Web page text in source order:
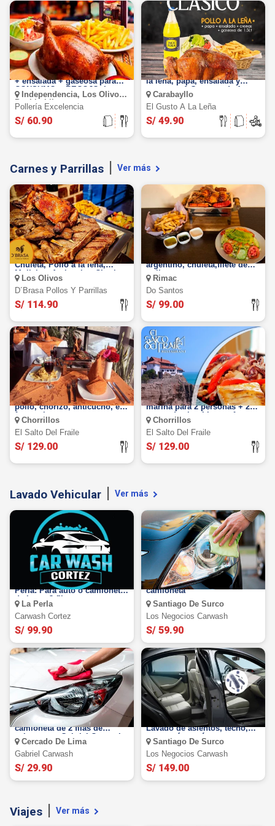
Pollo a la brasa + papas fritas
+ ensalada + gaseosa para
CONSUMO o RECOJO. Lunes
a Domingo
Independencia, Los Olivos,
Pueblo Libre
Pollería Excelencia
S/ 60.90
POLLO A LA LEÑA: 1 pollo a
la leña, papa, ensalada y
cremas + 1 Gaseosa de 1
Litro.
Carabayllo
El Gusto A La Leña
S/ 49.90
Carnes y Parrillas Ver más
Parilla para 2: Churrasco,
Chuleta, Pollo a la leña,
Mollejas, Anticucho, Chorizo,
Botella de vino y más
Los Olivos
D´brasa Pollos Y Parrillas
S/ 114.90
Parrilla para 2: Bife angosto
argentino, chuleta,filete de
pollo y mas
Rimac
Do Santos
S/ 99.00
Parrilla para 2: Baby beef,
pollo, chorizo, anticucho, etc
frente al mar
Chorrillos
El Salto Del Fraile
S/ 129.00
Parrilla para 2: Parrilla
marina para 2 personas + 2
copas de vino blanco, frente
al mar
Chorrillos
El Salto Del Fraile
S/ 129.00
Lavado Vehicular Ver más
Servicio de Undercoating La
Perla: Para auto o camioneta
de hasta 3 filas
La Perla
Carwash Cortez
S/ 99.90
Pulido de faros para auto o
camioneta
Santiago De Surco
Los Negocios Carwash
S/ 59.90
Lavado Deluxe para auto o
camioneta de 2 filas de
asientos en Gabriel Carwash
de Cercado
Cercado De Lima
Gabriel Carwash
S/ 29.90
Lavado de salón profesional:
Lavado de asientos, techo,
carrocería y más
Santiago De Surco
Los Negocios Carwash
S/ 149.00
Viajes Ver más